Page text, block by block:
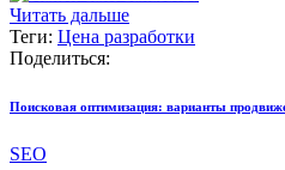
Читать дальше
Теги: Цена разработки
Поделиться:
Поисковая оптимизация: варианты
SEO